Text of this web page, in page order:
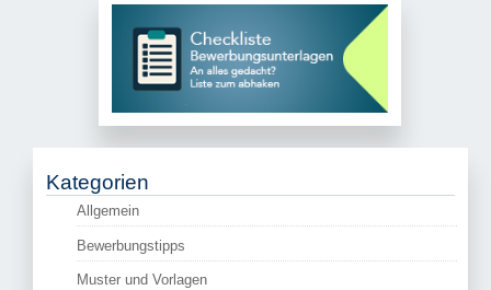
Kategorien
Allgemein
Bewerbungstipps
Muster und Vorlagen